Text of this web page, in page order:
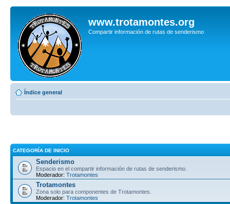
www.trotamontes.org
Compartir información de rutas de senderismo
Índice general
CATEGORÍA DE INICIO
Senderismo
Espacio en el compartir información de rutas de senderismo.
Moderador: Trotamontes
Trotamontes
Zona solo para componentes de Trotamontes.
Moderador: Trotamontes